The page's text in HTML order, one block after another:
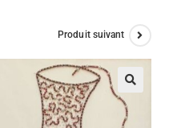
Produit suivant